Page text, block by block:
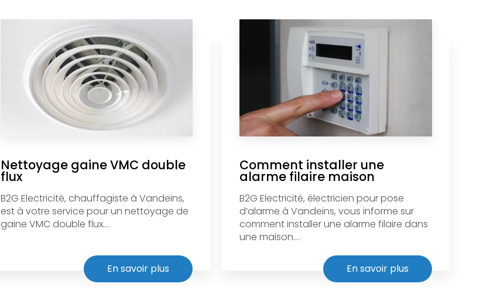
Nettoyage gaine VMC double
flux
B2G Electricité, chauffagiste à Vandeins,
est à votre service pour un nettoyage de
gaine VMC double flux....
En savoir plus
Comment installer une
alarme filaire maison
B2G Electricité, électricien pour pose
d’alarme à Vandeins, vous informe sur
comment installer une alarme filaire dans
une maison....
En savoir plus